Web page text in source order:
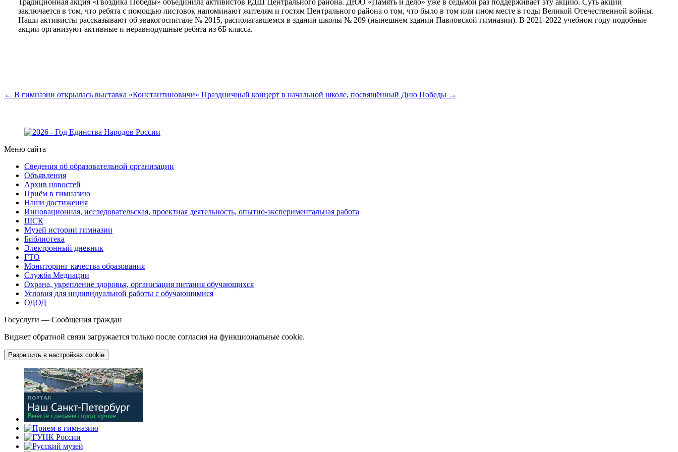
заключается в том, что ребята с помощью листовок напоминают жителям и гостям Центрального района о том, что было в том или ином месте в годы Великой Отечественной войны.
Наши активисты рассказывают об эвакогоспитале № 2015, располагавшемся в здании школы № 209 (нынешнем здании Павловской гимназии). В 2021-2022 учебном году подобные
акции организуют активные и неравнодушные ребята из 6Б класса.
← В гимназии открылась выставка «Константиновичи» Праздничный концерт в начальной школе, посвящённый Дню Победы →
Меню сайта
Сведения об образовательной организации
Объявления
Архив новостей
Приём в гимназию
Наши достижения
Инновационная, исследовательская, проектная деятельность, опытно-экспериментальная работа
ШСК
Музей истории гимназии
Библиотека
Электронный дневник
ГТО
Мониторинг качества образования
Служба Медиации
Охрана, укрепление здоровья, организация питания обучающихся
Условия для индивидуальной работы с обучающимися
ОДОД
Госуслуги — Сообщения граждан
Виджет обратной связи загружается только после согласия на функциональные cookie.
Разрешить в настройках cookie